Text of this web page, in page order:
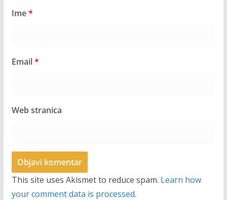
Ime*
Email*
Web stranica
This site uses Akismet to reduce spam. Learn how
your comment data is processed.